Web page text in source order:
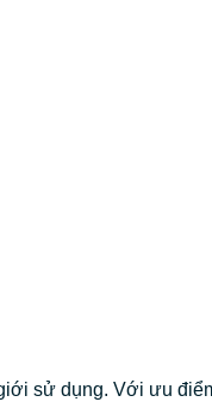
sử dụng. Với ưu